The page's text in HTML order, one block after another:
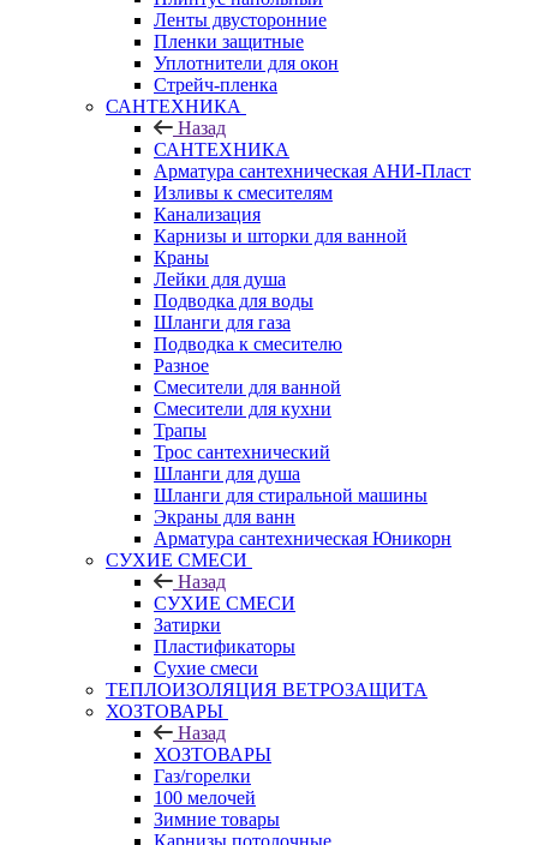
Ленты двусторонние
Пленки защитные
Уплотнители для окон
Стрейч-пленка
САНТЕХНИКА
Назад
САНТЕХНИКА
Арматура сантехническая АНИ-Пласт
Изливы к смесителям
Канализация
Карнизы и шторки для ванной
Краны
Лейки для душа
Подводка для воды
Шланги для газа
Подводка к смесителю
Разное
Смесители для ванной
Смесители для кухни
Трапы
Трос сантехнический
Шланги для душа
Шланги для стиральной машины
Экраны для ванн
Арматура сантехническая Юникорн
СУХИЕ СМЕСИ
Назад
СУХИЕ СМЕСИ
Затирки
Пластификаторы
Сухие смеси
ТЕПЛОИЗОЛЯЦИЯ ВЕТРОЗАЩИТА
ХОЗТОВАРЫ
Назад
ХОЗТОВАРЫ
Газ/горелки
100 мелочей
Зимние товары
Карнизы потолочные